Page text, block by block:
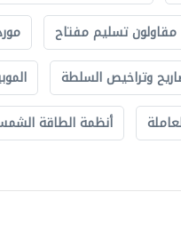
مقاولون تسليم مفتاح
وتراخيص السلطة
أنظمة الطاقة